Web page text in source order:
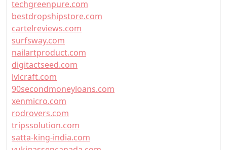
techgreenpure.com
bestdropshipstore.com
cartelreviews.com
surfsway.com
nailartproduct.com
digitactseed.com
lvlcraft.com
90secondmoneyloans.com
xenmicro.com
rodrovers.com
tripssolution.com
satta-king-india.com